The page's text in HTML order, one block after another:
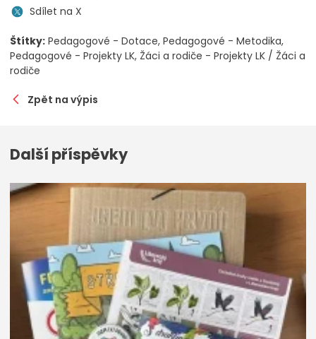
Sdílet na X
Štítky: Pedagogové - Dotace Pedagogové - Metodika
Pedagogové - Projekty LK Žáci a rodiče - Projekty LK / Žáci a
rodiče
Zpět na výpis
Další příspěvky